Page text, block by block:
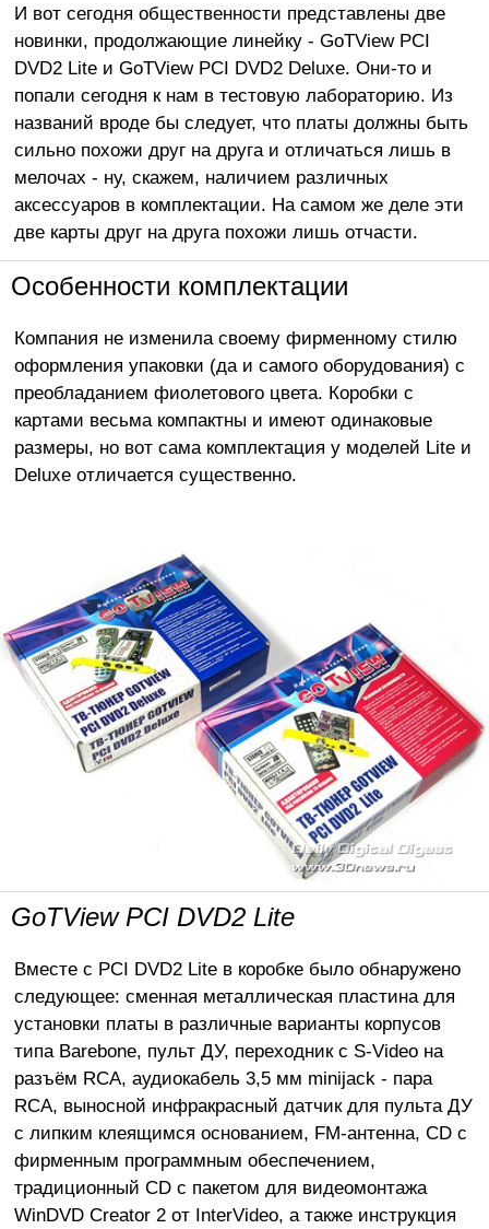
И вот сегодня общественности представлены две
новинки, продолжающие линейку - GoTView PCI
DVD2 Lite и GoTView PCI DVD2 Deluxe. Они-то и
попали сегодня к нам в тестовую лабораторию. Из
названий вроде бы следует, что платы должны быть
сильно похожи друг на друга и отличаться лишь в
мелочах - ну, скажем, наличием различных
аксессуаров в комплектации. На самом же деле эти
две карты друг на друга похожи лишь отчасти.
Особенности комплектации
Компания не изменила своему фирменному стилю
оформления упаковки (да и самого оборудования) с
преобладанием фиолетового цвета. Коробки с
картами весьма компактны и имеют одинаковые
размеры, но вот сама комплектация у моделей Lite и
Deluxe отличается существенно.
GoTView PCI DVD2 Lite
Вместе с PCI DVD2 Lite в коробке было обнаружено
следующее: сменная металлическая пластина для
установки платы в различные варианты корпусов
типа Barebone, пульт ДУ, переходник с S-Video на
разъём RCA, аудиокабель 3,5 мм minijack - пара
RCA, выносной инфракрасный датчик для пульта ДУ
с липким клеящимся основанием, FM-антенна, CD с
фирменным программным обеспечением,
традиционный CD с пакетом для видеомонтажа
WinDVD Creator 2 от InterVideo, а также инструкция